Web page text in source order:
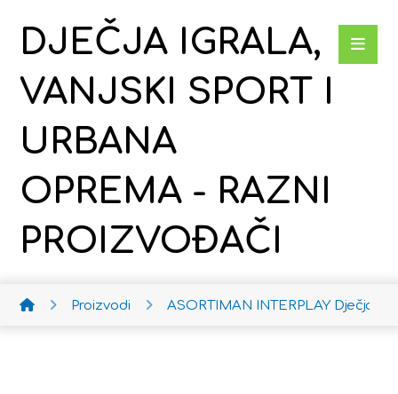
DJEČJA IGRALA,
VANJSKI SPORT I
URBANA
OPREMA - RAZNI
PROIZVOĐAČI
Proizvodi ASORTIMAN INTERPLAY Dječja